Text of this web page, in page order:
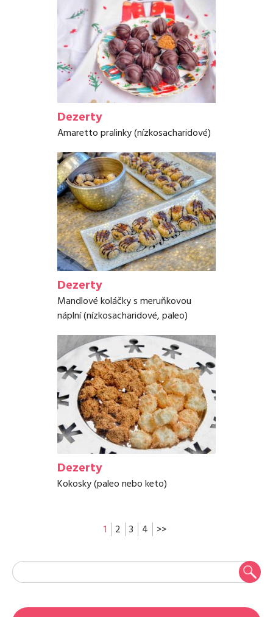
Dezerty
Amaretto pralinky (nízkosacharidové)
Dezerty
Mandlové koláčky s meruňkovou
náplní (nízkosacharidové, paleo)
Dezerty
Kokosky (paleo nebo keto)
1 2 3 4 >>